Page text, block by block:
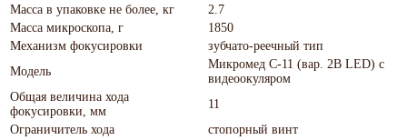
Масса в упаковке не более, кг
2.7
Масса микроскопа, г
1850
Механизм фокусировки
зубчато-реечный тип
Модель
Микромед С-11 (вар. 2B LED) с
видеоокуляром
Общая величина хода
фокусировки, мм
11
Ограничитель хода
стопорный винт